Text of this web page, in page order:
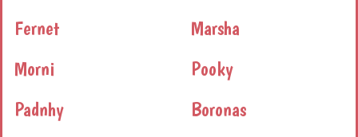
Fernet
Marsha
Morni
Pooky
Padnhy
Boronas